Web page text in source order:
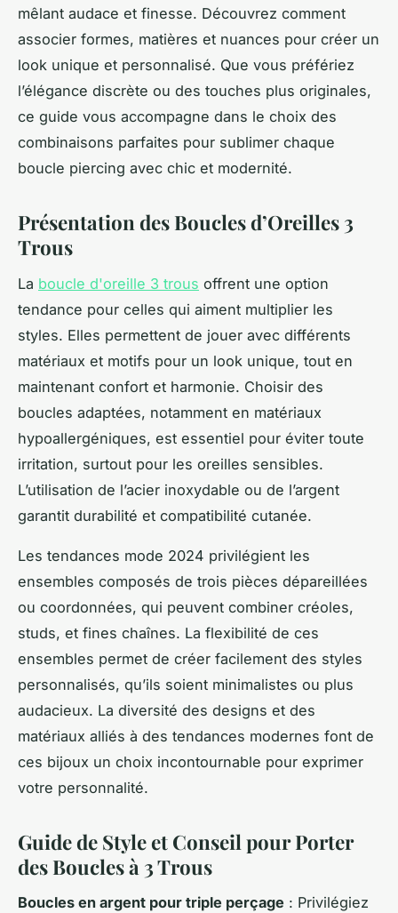
mêlant audace et finesse. Découvrez comment
associer formes, matières et nuances pour créer un
look unique et personnalisé. Que vous préfériez
l’élégance discrète ou des touches plus originales,
ce guide vous accompagne dans le choix des
combinaisons parfaites pour sublimer chaque
boucle piercing avec chic et modernité.
Présentation des Boucles d’Oreilles 3
Trous
La boucle d'oreille 3 trous offrent une option
tendance pour celles qui aiment multiplier les
styles. Elles permettent de jouer avec différents
matériaux et motifs pour un look unique, tout en
maintenant confort et harmonie. Choisir des
boucles adaptées, notamment en matériaux
hypoallergéniques, est essentiel pour éviter toute
irritation, surtout pour les oreilles sensibles.
L’utilisation de l’acier inoxydable ou de l’argent
garantit durabilité et compatibilité cutanée.
Les tendances mode 2024 privilégient les
ensembles composés de trois pièces dépareillées
ou coordonnées, qui peuvent combiner créoles,
studs, et fines chaînes. La flexibilité de ces
ensembles permet de créer facilement des styles
personnalisés, qu’ils soient minimalistes ou plus
audacieux. La diversité des designs et des
matériaux alliés à des tendances modernes font de
ces bijoux un choix incontournable pour exprimer
votre personnalité.
Guide de Style et Conseil pour Porter
des Boucles à 3 Trous
Boucles en argent pour triple perçage : Privilégiez